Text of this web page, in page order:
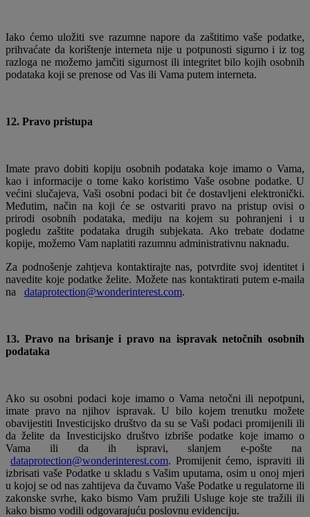
Iako ćemo uložiti sve razumne napore da zaštitimo vaše podatke,
prihvaćate da korištenje interneta nije u potpunosti sigurno i iz tog
razloga ne možemo jamčiti sigurnost ili integritet bilo kojih osobnih
podataka koji se prenose od Vas ili Vama putem interneta.
12. Pravo pristupa
Imate pravo dobiti kopiju osobnih podataka koje imamo o Vama,
kao i informacije o tome kako koristimo Vaše osobne podatke. U
većini slučajeva, Vaši osobni podaci bit će dostavljeni elektronički.
Međutim, način na koji će se ostvariti pravo na pristup ovisi o
prirodi osobnih podataka, mediju na kojem su pohranjeni i u
pogledu zaštite podataka drugih subjekata. Ako trebate dodatne
kopije, možemo Vam naplatiti razumnu administrativnu naknadu.
Za podnošenje zahtjeva kontaktirajte nas, potvrdite svoj identitet i
navedite koje podatke želite. Možete nas kontaktirati putem e-maila
na dataprotection@wonderinterest.com.
13. Pravo na brisanje i pravo na ispravak netočnih osobnih
podataka
Ako su osobni podaci koje imamo o Vama netočni ili nepotpuni,
imate pravo na njihov ispravak. U bilo kojem trenutku možete
obavijestiti Investicijsko društvo da su se Vaši podaci promijenili ili
da želite da Investicijsko društvo izbriše podatke koje imamo o
Vama ili da ih ispravi, slanjem e-pošte na
dataprotection@wonderinterest.com. Promijenit ćemo, ispraviti ili
izbrisati vaše Podatke u skladu s Vašim uputama, osim u onoj mjeri
u kojoj se od nas zahtijeva da čuvamo Vaše Podatke u regulatorne ili
zakonske svrhe, kako bismo Vam pružili Usluge koje ste tražili ili
kako bismo vodili odgovarajuću poslovnu evidenciju.